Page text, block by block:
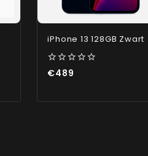
iPhone 13 128GB Zwart
0
€489